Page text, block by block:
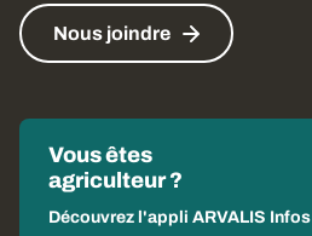
Nous joindre
Vous êtes
agriculteur ?
Découvrez l'appli ARVALIS Infos